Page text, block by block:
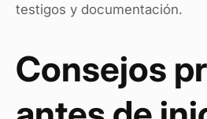
testigos y documentación.
Consejos